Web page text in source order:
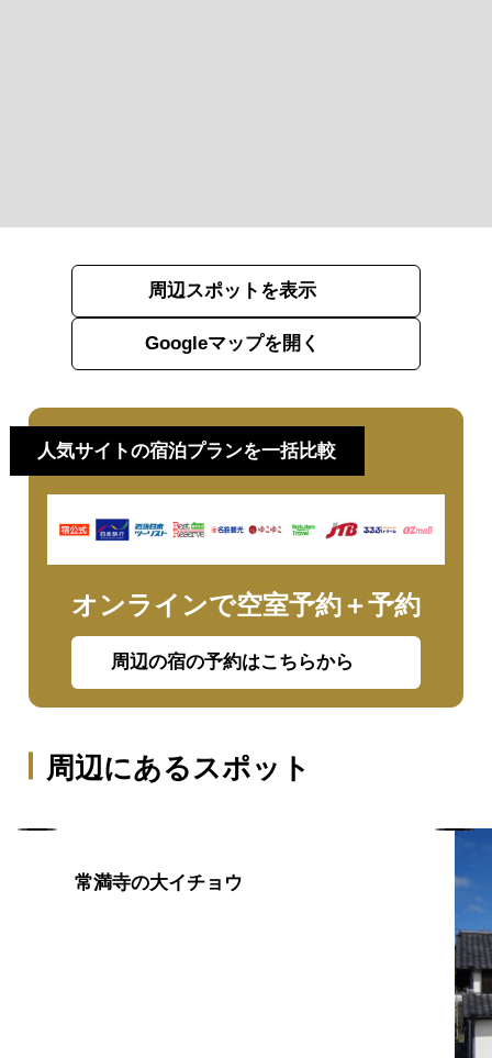
周辺スポットを表示
Googleマップを開く
人気サイトの宿泊プランを一括比較
オンラインで空室予約＋予約
周辺の宿の予約はこちらから
周辺にあるスポット
常満寺の大イチョウ